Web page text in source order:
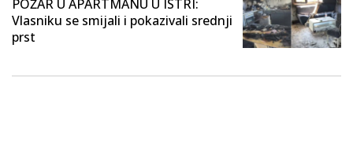
POŽAR U APARTMANU U ISTRI:
Vlasniku se smijali i pokazivali srednji
prst